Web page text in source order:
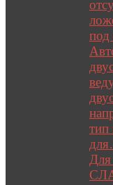
под
тип
Для